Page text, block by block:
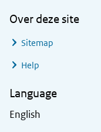
Over deze site
Sitemap
Help
Language
English